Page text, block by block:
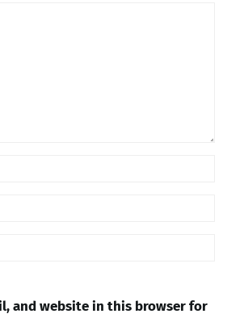
and website in this browser for